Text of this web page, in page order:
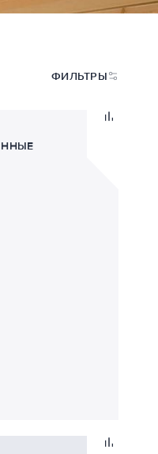
ФИЛЬТРЫ